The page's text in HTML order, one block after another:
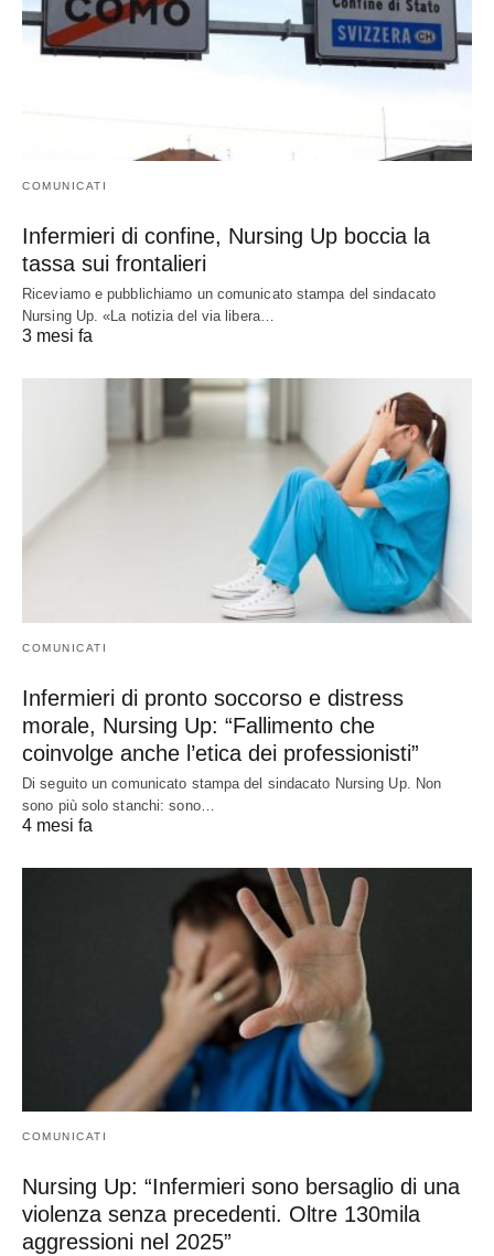
COMUNICATI
Infermieri di confine, Nursing Up boccia la
tassa sui frontalieri
Riceviamo e pubblichiamo un comunicato stampa del sindacato
Nursing Up. «La notizia del via libera…
3 mesi fa
COMUNICATI
Infermieri di pronto soccorso e distress
morale, Nursing Up: “Fallimento che
coinvolge anche l’etica dei professionisti”
Di seguito un comunicato stampa del sindacato Nursing Up. Non
sono più solo stanchi: sono…
4 mesi fa
COMUNICATI
Nursing Up: “Infermieri sono bersaglio di una
violenza senza precedenti. Oltre 130mila
aggressioni nel 2025”